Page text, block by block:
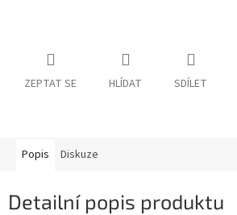
ZEPTAT SE HLÍDAT SDÍLET
Popis Diskuze
Detailní popis produktu